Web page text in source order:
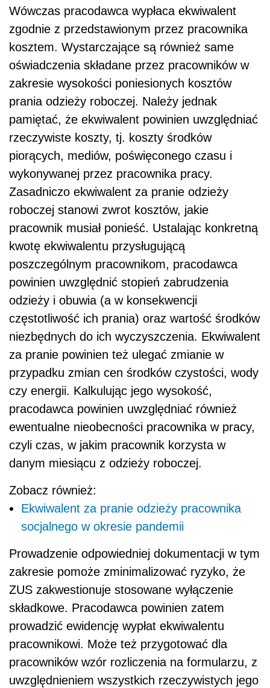
Wówczas pracodawca wypłaca ekwiwalent
zgodnie z przedstawionym przez pracownika
kosztem. Wystarczające są również same
oświadczenia składane przez pracowników w
zakresie wysokości poniesionych kosztów
prania odzieży roboczej. Należy jednak
pamiętać, że ekwiwalent powinien uwzględniać
rzeczywiste koszty, tj. koszty środków
piorących, mediów, poświęconego czasu i
wykonywanej przez pracownika pracy.
Zasadniczo ekwiwalent za pranie odzieży
roboczej stanowi zwrot kosztów, jakie
pracownik musiał ponieść. Ustalając konkretną
kwotę ekwiwalentu przysługującą
poszczególnym pracownikom, pracodawca
powinien uwzględnić stopień zabrudzenia
odzieży i obuwia (a w konsekwencji
częstotliwość ich prania) oraz wartość środków
niezbędnych do ich wyczyszczenia. Ekwiwalent
za pranie powinien też ulegać zmianie w
przypadku zmian cen środków czystości, wody
czy energii. Kalkulując jego wysokość,
pracodawca powinien uwzględniać również
ewentualne nieobecności pracownika w pracy,
czyli czas, w jakim pracownik korzysta w
danym miesiącu z odzieży roboczej.
Zobacz również:
Ekwiwalent za pranie odzieży pracownika
socjalnego w okresie pandemii
Prowadzenie odpowiedniej dokumentacji w tym
zakresie pomoże zminimalizować ryzyko, że
ZUS zakwestionuje stosowane wyłączenie
składkowe. Pracodawca powinien zatem
prowadzić ewidencję wypłat ekwiwalentu
pracownikowi. Może też przygotować dla
pracowników wzór rozliczenia na formularzu, z
uwzględnieniem wszystkich rzeczywistych jego